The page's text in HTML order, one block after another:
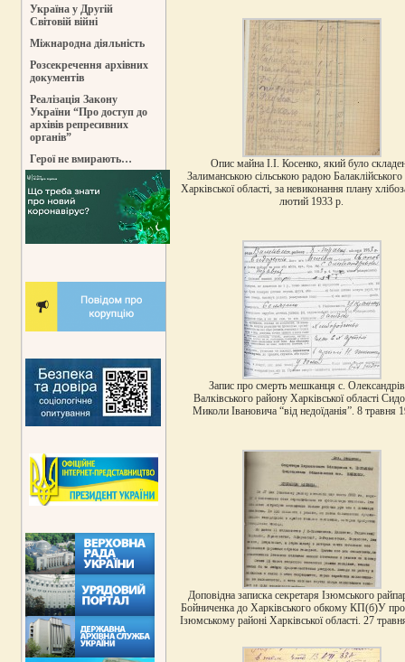
Україна у Другій
Світовій війні
Міжнародна діяльність
Розсекречення архівних
документів
Реалізація Закону
України “Про доступ до
архівів репресивних
органів”
Герої не вмирають…
Опис майна І.І. Косенко, який було
Залиманською сільською радою Балаклійського
Харківської області, за невиконання плану
лютий 1933 р.
Запис про смерть мешканця с.
Валківського району Харківської області
Миколи Івановича “від недоїданія”. 8 травня
Доповідна записка секретаря Ізюмського
Бойниченка до Харківського обкому КП(б)У
Ізюмському районі Харківської області. 27